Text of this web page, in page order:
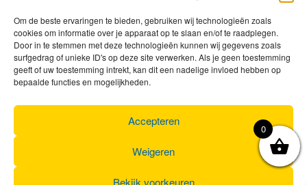
Om de beste ervaringen te bieden, gebruiken wij technologieën zoals
cookies om informatie over je apparaat op te slaan en/of te raadplegen.
Door in te stemmen met deze technologieën kunnen wij gegevens zoals
surfgedrag of unieke ID's op deze site verwerken. Als je geen toestemming
geeft of uw toestemming intrekt, kan dit een nadelige invloed hebben op
bepaalde functies en mogelijkheden.
Accepteren
Weigeren
Bekijk voorkeuren
Openingsuren
Ma
gesloten
Di
9u – 12u
13u – 18u00
Wo
9u – 12u
13u – 18u00
Do
9u – 12u
13u – 18u00
13u – 18u00
Za
0